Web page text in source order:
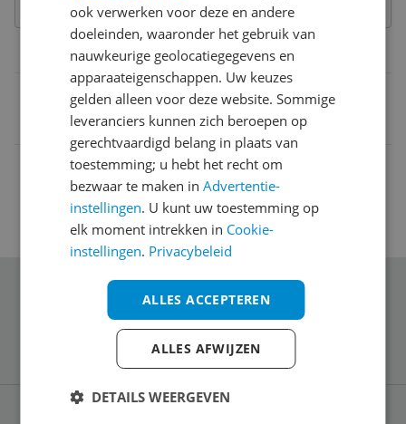
Belangrijkste kenmerken
4260037369983
Schrijf je in voor onze nieuwsbrief
ook verwerken voor deze en andere
doeleinden, waaronder het gebruik van
nauwkeurige geolocatiegegevens en
apparaateigenschappen. Uw keuzes
gelden alleen voor deze website. Sommige
leveranciers kunnen zich beroepen op
gerechtvaardigd belang in plaats van
toestemming; u hebt het recht om
bezwaar te maken inAdvertentie-
instellingen. U kunt uw toestemming op
elk moment intrekken in Cookie-
instellingen. Privacybeleid
ALLES ACCEPTEREN
ALLES AFWIJZEN
DETAILS WEERGEVEN